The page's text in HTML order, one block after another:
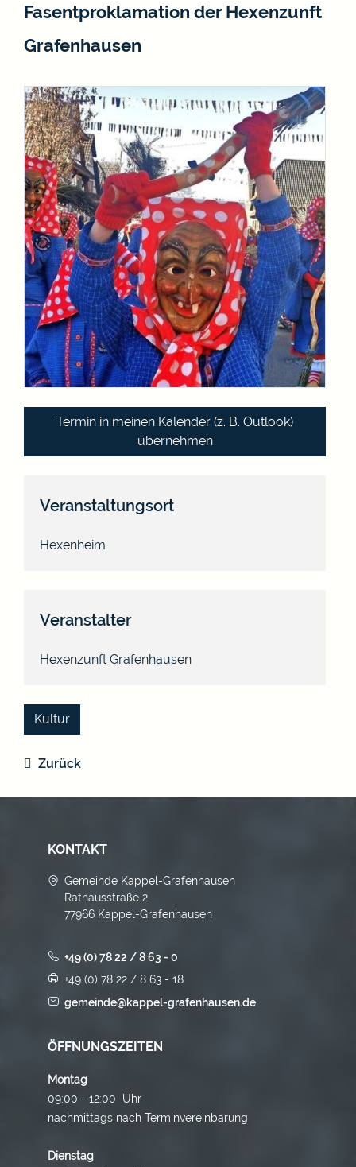
Fasentproklamation der Hexenzunft
Grafenhausen
Termin in meinen Kalender (z. B. Outlook)
übernehmen
Veranstaltungsort
Hexenheim
Veranstalter
Hexenzunft Grafenhausen
Kultur
Zurück
KONTAKT
Gemeinde Kappel-Grafenhausen
Rathausstraße 2
77966 Kappel-Grafenhausen
+49 (0) 78 22 / 8 63 - 0
+49 (0) 78 22 / 8 63 - 18
gemeinde@kappel-grafenhausen.de
ÖFFNUNGSZEITEN
Montag
09:00 - 12:00 Uhr
nachmittags nach Terminvereinbarung
Dienstag